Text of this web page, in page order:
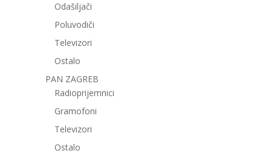
Odašiljači
Poluvodiči
Televizori
Ostalo
PAN ZAGREB
Radioprijemnici
Gramofoni
Televizori
Ostalo